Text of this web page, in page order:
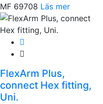
MF 69708 Läs mer
FlexArm Plus,
connect Hex fitting,
Uni.